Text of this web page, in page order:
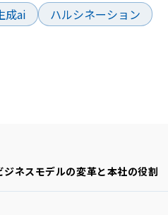
成ai
ハルシネーション
ジネスモデルの変革と本社の役割